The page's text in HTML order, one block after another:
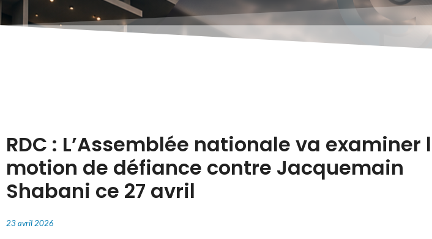
RDC : L’Assemblée nationale va examiner
motion de défiance contre Jacquemain
Shabani ce 27 avril
23 avril 2026